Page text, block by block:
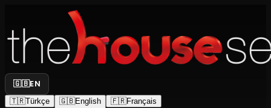
🇬🇧EN
🇹🇷Türkçe 🇬🇧English 🇫🇷Français